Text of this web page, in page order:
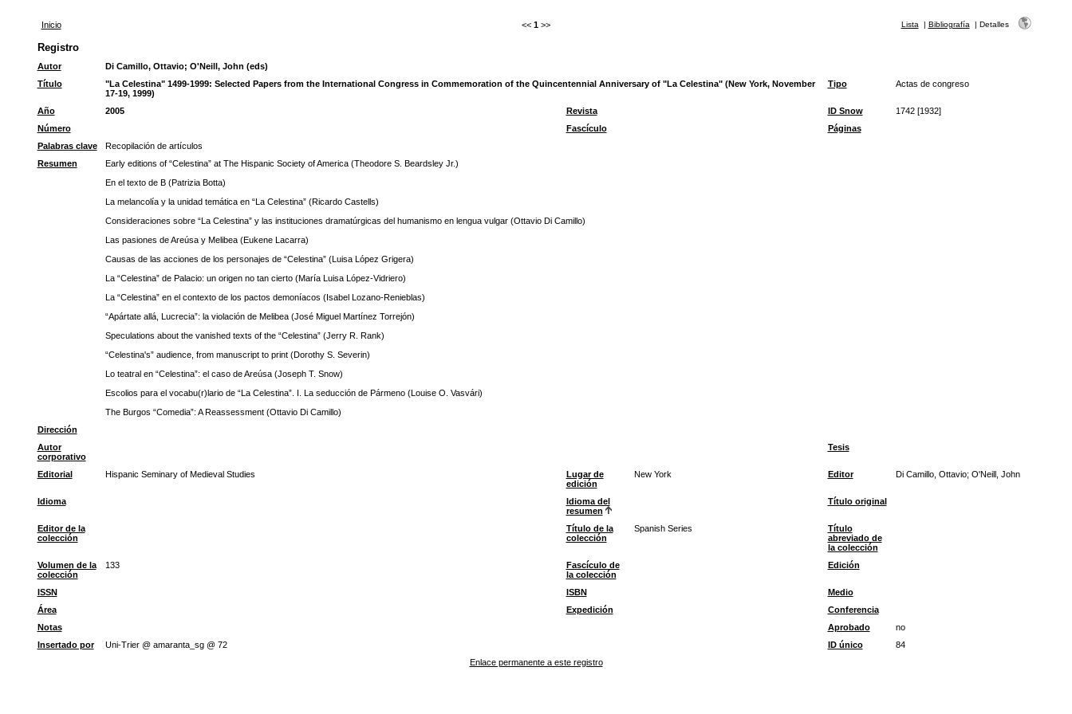
Inicio << 1 >> Lista | Bibliografía | Detalles
Registro
Autor Di Camillo, Ottavio; O'Neill, John (eds)
Título
"La Celestina" 1499-1999: Selected Papers from the International Congress in Commemoration of the Quincentennial Anniversary of "La Celestina" (New York, November
17-19, 1999)
Tipo Actas de congreso
Año 2005 Revista ID Snow
1742 [1932]
Número
Fascículo
Páginas
Palabras clave
Recopilación de artículos
Resumen
Early editions of “Celestina” at The Hispanic Society of America (Theodore S. Beardsley Jr.)
En el texto de B (Patrizia Botta)
La melancolía y la unidad temática en “La Celestina” (Ricardo Castells)
Consideraciones sobre “La Celestina” y las instituciones dramatúrgicas del humanismo en lengua vulgar (Ottavio Di Camillo)
Las pasiones de Areúsa y Melibea (Eukene Lacarra)
Causas de las acciones de los personajes de “Celestina” (Luisa López Grigera)
La “Celestina” de Palacio: un origen no tan cierto (María Luisa López-Vidriero)
La “Celestina” en el contexto de los pactos demoníacos (Isabel Lozano-Renieblas)
“Apártate allá, Lucrecia”: la violación de Melibea (José Miguel Martínez Torrejón)
Speculations about the vanished texts of the “Celestina” (Jerry R. Rank)
“Celestina's” audience, from manuscript to print (Dorothy S. Severin)
Lo teatral en “Celestina”: el caso de Areúsa (Joseph T. Snow)
Escolios para el vocabu(r)lario de “La Celestina”. I. La seducción de Pármeno (Louise O. Vasvári)
The Burgos “Comedia”: A Reassessment (Ottavio Di Camillo)
Dirección
Autor
corporativo
Tesis
Editorial Hispanic Seminary of Medieval Studies
Lugar de
edición
New York Editor Di Camillo, Ottavio; O'Neill, John
Idioma
Idioma del
resumen
Título original
Editor de la
colección
Título de la
colección
Spanish Series
Título
abreviado de
la colección
Volumen de la
colección
133
Fascículo de
la colección
Edición
ISSN ISBN
Medio
Área
Expedición
Conferencia
Notas
Aprobado
no
Insertado por
Uni-Trier @ amaranta_sg @ 72 ID único
84
Enlace permanente a este registro